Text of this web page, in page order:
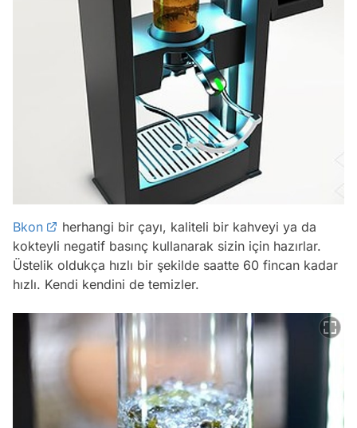
Bkon
herhangi bir çayı, kaliteli bir kahveyi ya da
kokteyli negatif basınç kullanarak sizin için hazırlar.
Üstelik oldukça hızlı bir şekilde saatte 60 fincan kadar
hızlı. Kendi kendini de temizler.